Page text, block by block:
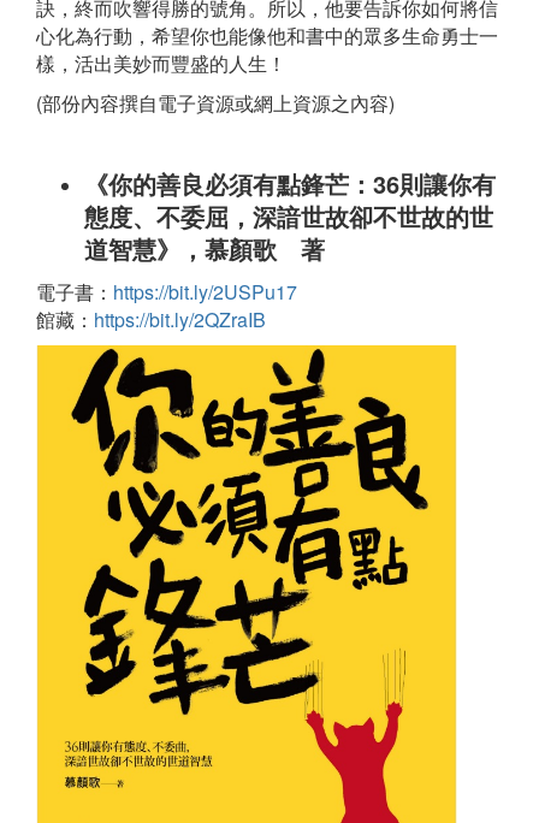
訣，終而吹響得勝的號角。所以，他要告訴你如何將信
心化為行動，希望你也能像他和書中的眾多生命勇士一
樣，活出美妙而豐盛的人生！
(部份內容撰自電子資源或網上資源之內容)
《你的善良必須有點鋒芒：36則讓你有
態度、不委屈，深諳世故卻不世故的世
道智慧》，慕顏歌 著
電子書： https://bit.ly/2USPu17
館藏： https://bit.ly/2QZraIB